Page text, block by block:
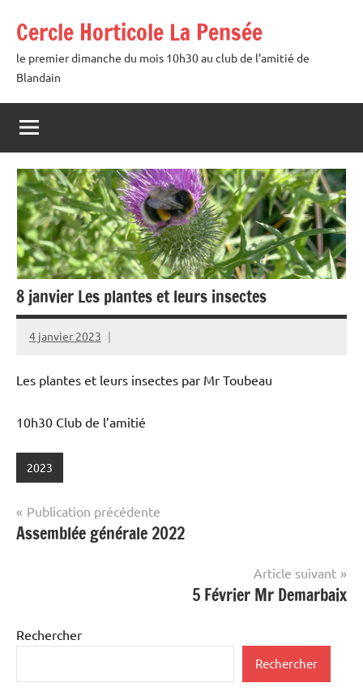
contenu
Cercle Horticole La Pensée
le premier dimanche du mois 10h30 au club de l'amitié de
Blandain
8 janvier Les plantes et leurs insectes
4 janvier 2023
admin
Les plantes et leurs insectes par Mr Toubeau
10h30 Club de l’amitié
2023
Navigation
de
Publication précédente
Assemblée générale 2022
Article suivant
5 Février Mr Demarbaix
Rechercher
Rechercher